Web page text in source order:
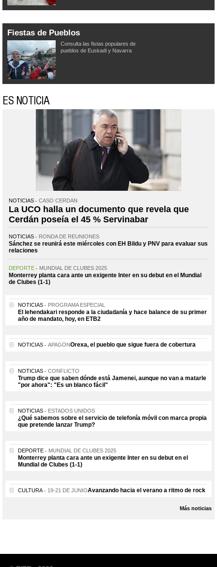
Fiestas de Pueblos
Consulta las fistas populares de
pueblos de Euskadi y Navarra
ES NOTICIA
NOTICIAS CASO CERDÁN
La UCO halla un documento que revela que
Cerdán poseía el 45 % Servinabar
NOTICIAS RONDA DE REUNIONES
Sánchez se reunirá este miércoles con EH Bildu y PNV para evaluar sus
relaciones
DEPORTE MUNDIAL DE CLUBES 2025
Monterrey planta cara ante un exigente Inter en su debut en el Mundial
de Clubes (1-1)
NOTICIAS PROGRAMA ESPECIAL
El lehendakari responde a la ciudadanía y hace balance de su primer
año de mandato, hoy, en ETB2
NOTICIAS APAGÓNOrexa, el pueblo que sigue fuera de cobertura
NOTICIAS CONFLICTO
Trump dice que saben dónde está Jamenei, aunque no van a matarle
"por ahora": "Es un blanco fácil"
NOTICIAS ESTADOS UNIDOS
¿Qué sabemos sobre el servicio de telefonía móvil con marca propia
que pretende lanzar Trump?
DEPORTE MUNDIAL DE CLUBES 2025
Monterrey planta cara ante un exigente Inter en su debut en el
Mundial de Clubes (1-1)
CULTURA 19-21 DE JUNIOAvanzando hacia el verano a ritmo de rock
Más noticias